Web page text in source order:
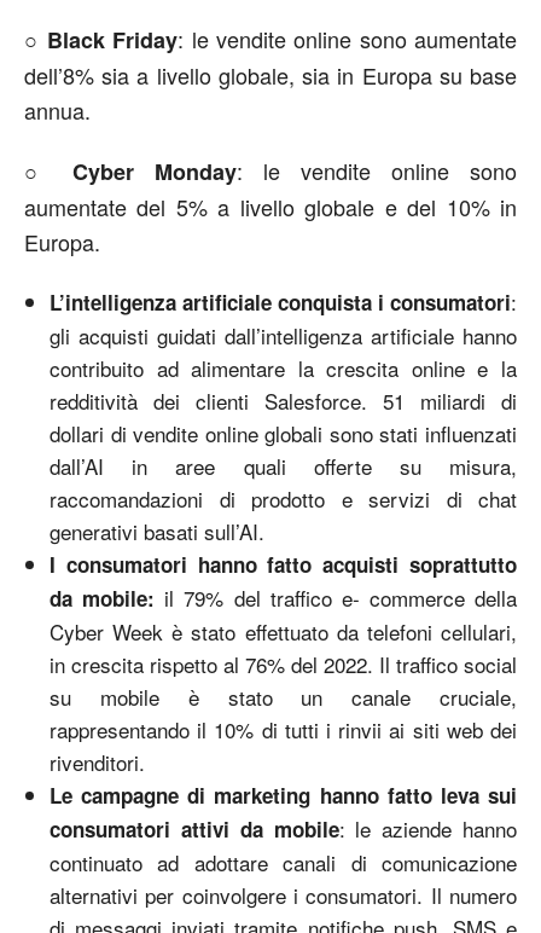
○ Black Friday: le vendite online sono aumentate
dell’8% sia a livello globale, sia in Europa su base
annua.
○ Cyber Monday: le vendite online sono
aumentate del 5% a livello globale e del 10% in
Europa.
L’intelligenza artificiale conquista i consumatori:
gli acquisti guidati dall’intelligenza artificiale hanno
contribuito ad alimentare la crescita online e la
redditività dei clienti Salesforce. 51 miliardi di
dollari di vendite online globali sono stati influenzati
dall’AI in aree quali offerte su misura,
raccomandazioni di prodotto e servizi di chat
generativi basati sull’AI.
I consumatori hanno fatto acquisti soprattutto
da mobile: il 79% del traffico e- commerce della
Cyber Week è stato effettuato da telefoni cellulari,
in crescita rispetto al 76% del 2022. Il traffico social
su mobile è stato un canale cruciale,
rappresentando il 10% di tutti i rinvii ai siti web dei
rivenditori.
Le campagne di marketing hanno fatto leva sui
consumatori attivi da mobile: le aziende hanno
continuato ad adottare canali di comunicazione
alternativi per coinvolgere i consumatori. Il numero